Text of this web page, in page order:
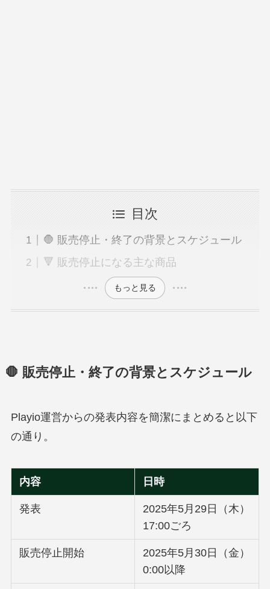
目次
🛑 販売停止・終了の背景とスケジュール
🔻 販売停止になる主な商品
もっと見る
🛑 販売停止・終了の背景とスケジュール
Playio運営からの発表内容を簡潔にまとめると以下
の通り。
内容 日時
発表
2025年5月29日（木）
17:00ごろ
販売停止開始
2025年5月30日（金）
0:00以降